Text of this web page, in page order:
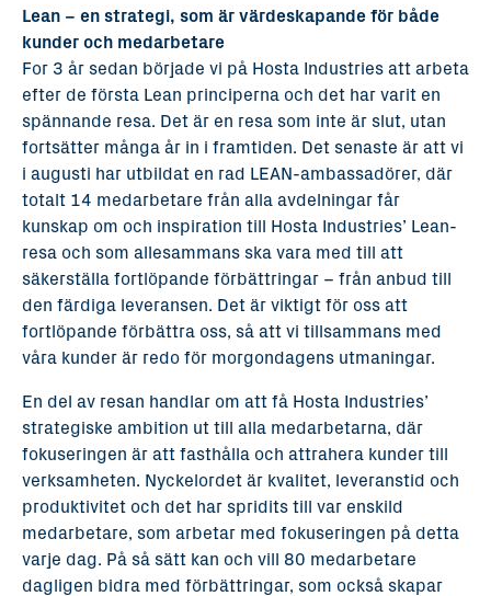
Lean – en strategi, som är värdeskapande för både
kunder och medarbetare
For 3 år sedan började vi på Hosta Industries att arbeta
efter de första Lean principerna och det har varit en
spännande resa. Det är en resa som inte är slut, utan
fortsätter många år in i framtiden. Det senaste är att vi
i augusti har utbildat en rad LEAN-ambassadörer, där
totalt 14 medarbetare från alla avdelningar får
kunskap om och inspiration till Hosta Industries’ Lean-
resa och som allesammans ska vara med till att
säkerställa fortlöpande förbättringar – från anbud till
den färdiga leveransen. Det är viktigt för oss att
fortlöpande förbättra oss, så att vi tillsammans med
våra kunder är redo för morgondagens utmaningar.
En del av resan handlar om att få Hosta Industries’
strategiske ambition ut till alla medarbetarna, där
fokuseringen är att fasthålla och attrahera kunder till
verksamheten. Nyckelordet är kvalitet, leveranstid och
produktivitet och det har spridits till var enskild
medarbetare, som arbetar med fokuseringen på detta
varje dag. På så sätt kan och vill 80 medarbetare
dagligen bidra med förbättringar, som också skapar